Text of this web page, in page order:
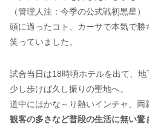
（管理人注：今季の公式戦初黒星）
頭に過ったコト、カーサで本気で勝
笑っていました。
試合当日は18時頃ホテルを出て、地
少し歩けば久し振りの聖地へ。
道中にはかな～り熱いインチャ、両
観客の多さなど普段の生活に無い驚